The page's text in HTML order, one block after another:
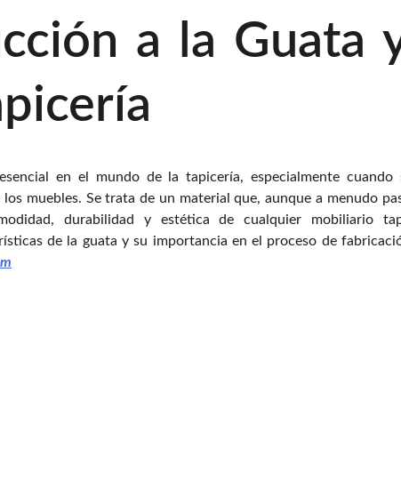
a la Guata
en el mundo de la tapicería, especialmente
muebles. Se trata de un material que, aunque a menudo
durabilidad y estética de cualquier mobiliario
de la guata y su importancia en el proceso de